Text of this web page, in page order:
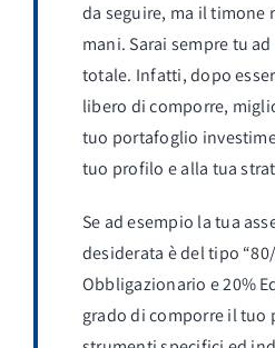
da seguire, ma il timone
mani. Sarai sempre tu
totale. Infatti, dopo
libero di comporre,
tuo portafoglio
tuo profilo e alla tua
Se ad esempio la tua
desiderata è del tipo
Obbligazionario e 20%
grado di comporre il tuo